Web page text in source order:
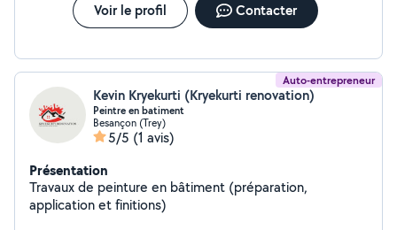
Voir le profil Contacter
Auto-entrepreneur
Kevin Kryekurti (Kryekurti renovation)
Peintre en batiment
Besançon (Trey)
5/5 (1 avis)
Présentation
Travaux de peinture en bâtiment (préparation,
application et finitions)